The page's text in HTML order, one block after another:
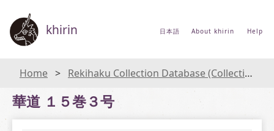
khirin 日本語 About khirin Help
Home Rekihaku Collection Database (Collections Database of the National Museum of Japanese History)
華道 １５巻３号